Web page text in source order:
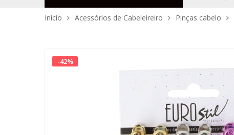
Início Acessórios de Cabeleireiro Pinças cabelo
-42%